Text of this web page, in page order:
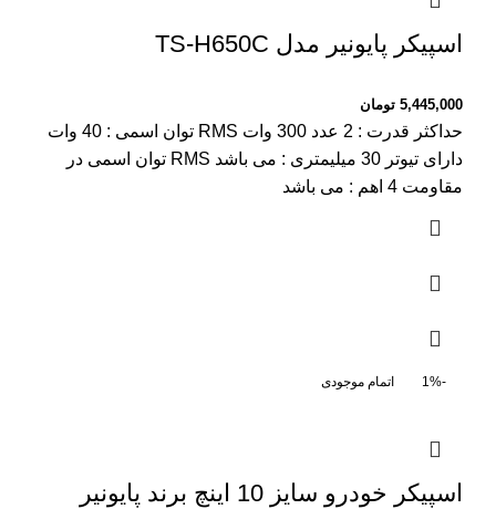
اسپیکر پایونیر مدل TS-H650C
5,445,000 تومان
حداکثر قدرت : 2 عدد 300 وات RMS توان اسمی : 40 وات
دارای تیوتر 30 میلیمتری : می باشد RMS توان اسمی در
مقاومت 4 اهم : می باشد
-1% اتمام موجودی
اسپیکر خودرو سایز 10 اینچ برند پایونیر